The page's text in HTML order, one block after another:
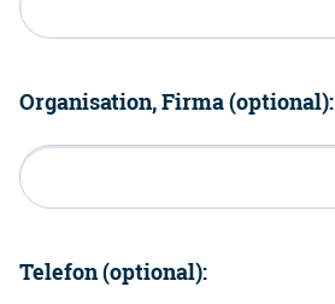
Organisation, Firma (optional):
Telefon (optional):